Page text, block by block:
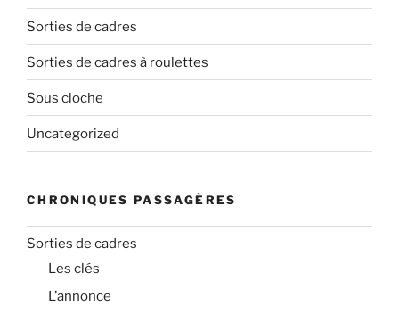
Sorties de cadres
Sorties de cadres à roulettes
Sous cloche
Uncategorized
CHRONIQUES PASSAGÈRES
Sorties de cadres
Les clés
L’annonce